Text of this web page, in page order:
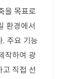
을 목표로
환경에서
. 주요 기능
작하여 광
직접 선